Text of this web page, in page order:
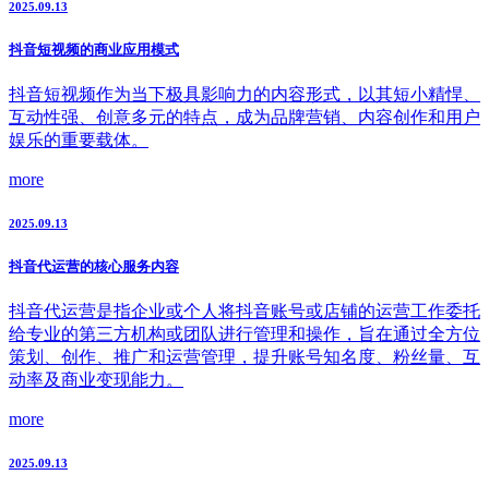
2025.09.13
抖音短视频的商业应用模式
抖音短视频作为当下极具影响力的内容形式，以其短小精悍、
互动性强、创意多元的特点，成为品牌营销、内容创作和用户
娱乐的重要载体。
more
2025.09.13
抖音代运营的核心服务内容
抖音代运营是指企业或个人将抖音账号或店铺的运营工作委托
给专业的第三方机构或团队进行管理和操作，旨在通过全方位
策划、创作、推广和运营管理，提升账号知名度、粉丝量、互
动率及商业变现能力。
more
2025.09.13